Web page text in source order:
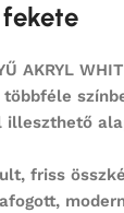
AKRYL
illeszthető
friss